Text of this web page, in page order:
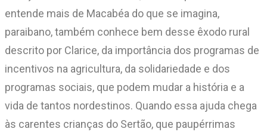
entende mais de Macabéa do que se imagina,
paraibano, também conhece bem desse êxodo rural
descrito por Clarice, da importância dos programas de
incentivos na agricultura, da solidariedade e dos
programas sociais, que podem mudar a história e a
vida de tantos nordestinos. Quando essa ajuda chega
às carentes crianças do Sertão, que paupérrimas